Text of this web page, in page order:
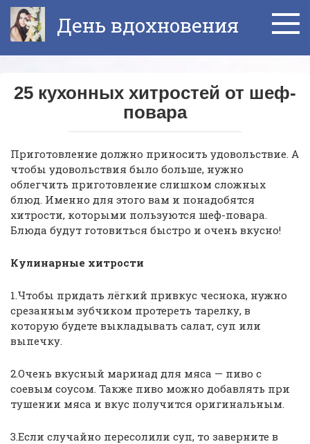
Перейти
контенту
День вдохновения
25 кухонных хитростей от шеф-
повара
Приготовление должно приносить удовольствие. А
чтобы удовольствия было больше, нужно
облегчить приготовление слишком сложных
блюд. Именно для этого вам и понадобятся
хитрости, которыми пользуются шеф-повара.
Блюда будут готовиться быстро и очень вкусно!
Кулинарные хитрости
1.Чтобы придать лёгкий привкус чеснока, нужно
срезанным зубчиком протереть тарелку, в
которую будете выкладывать салат, суп или
выпечку.
2.Очень вкусный маринад для мяса — пиво с
соевым соусом. Также пиво можно добавлять при
тушении мяса и вкус получится оригинальным.
3.Если случайно пересолили суп, то заверните в